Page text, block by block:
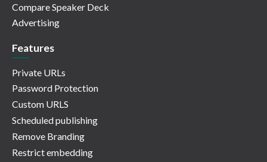
Compare Speaker Deck
Advertising
Features
Private URLs
Password Protection
Custom URLS
Scheduled publishing
Remove Branding
Restrict embedding